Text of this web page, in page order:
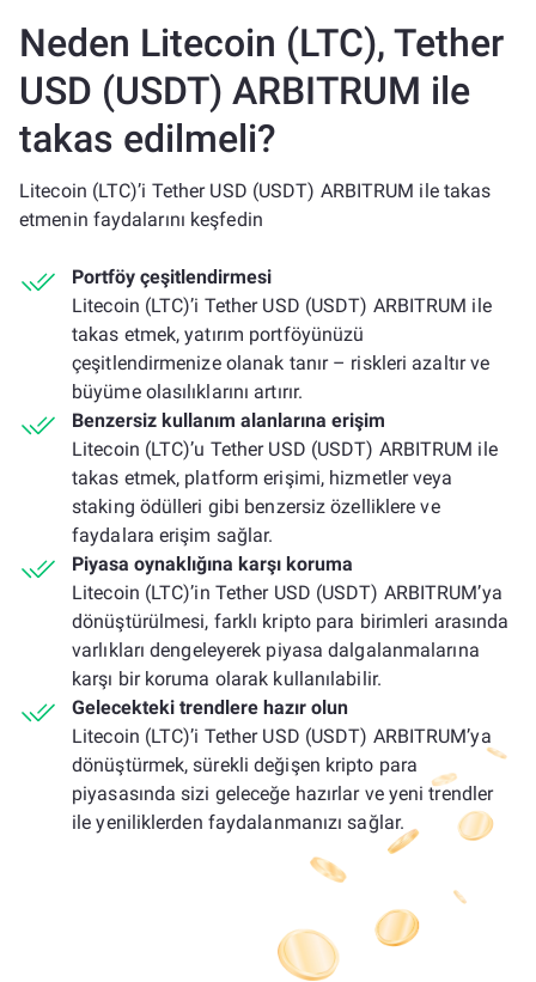
Neden Litecoin (LTC), Tether
USD (USDT) ARBITRUM ile
takas edilmeli?
Litecoin (LTC)’i Tether USD (USDT) ARBITRUM ile takas
etmenin faydalarını keşfedin
Portföy çeşitlendirmesi
Litecoin (LTC)’i Tether USD (USDT) ARBITRUM ile
takas etmek, yatırım portföyünüzü
çeşitlendirmenize olanak tanır – riskleri azaltır ve
büyüme olasılıklarını artırır.
Benzersiz kullanım alanlarına erişim
Litecoin (LTC)’u Tether USD (USDT) ARBITRUM ile
takas etmek, platform erişimi, hizmetler veya
staking ödülleri gibi benzersiz özelliklere ve
faydalara erişim sağlar.
Piyasa oynaklığına karşı koruma
Litecoin (LTC)’in Tether USD (USDT) ARBITRUM’ya
dönüştürülmesi, farklı kripto para birimleri arasında
varlıkları dengeleyerek piyasa dalgalanmalarına
karşı bir koruma olarak kullanılabilir.
Gelecekteki trendlere hazır olun
Litecoin (LTC)’i Tether USD (USDT) ARBITRUM’ya
dönüştürmek, sürekli değişen kripto para
piyasasında sizi geleceğe hazırlar ve yeni trendler
ile yeniliklerden faydalanmanızı sağlar.